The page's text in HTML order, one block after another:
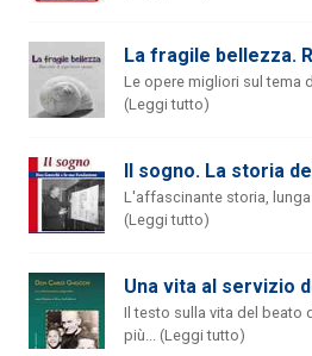
La fragile bellezza.
Le opere migliori sul tema
(Leggi tutto)
Il sogno. La storia
L'affascinante storia,
(Leggi tutto)
Una vita al servizio
Il testo sulla vita del beato
più... (Leggi tutto)